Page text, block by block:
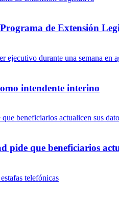
de Extensión
intendente interino
pide que beneficiarios